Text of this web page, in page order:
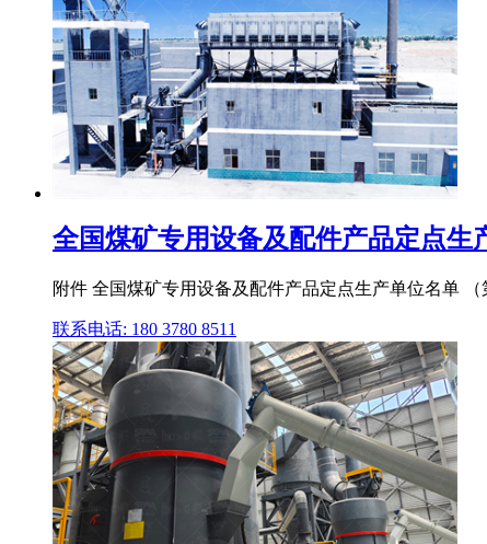
全国煤矿专用设备及配件产品定点生
附件 全国煤矿专用设备及配件产品定点生产单位名单
联系电话: 180 3780 8511